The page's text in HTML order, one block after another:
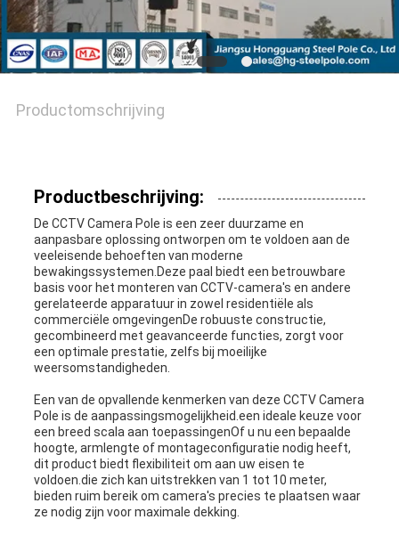
Productomschrijving
Productbeschrijving:
De CCTV Camera Pole is een zeer duurzame en
aanpasbare oplossing ontworpen om te voldoen aan de
veeleisende behoeften van moderne
bewakingssystemen.Deze paal biedt een betrouwbare
basis voor het monteren van CCTV-camera's en andere
gerelateerde apparatuur in zowel residentiële als
commerciële omgevingenDe robuuste constructie,
gecombineerd met geavanceerde functies, zorgt voor
een optimale prestatie, zelfs bij moeilijke
weersomstandigheden.
Een van de opvallende kenmerken van deze CCTV Camera
Pole is de aanpassingsmogelijkheid.een ideale keuze voor
een breed scala aan toepassingenOf u nu een bepaalde
hoogte, armlengte of montageconfiguratie nodig heeft,
dit product biedt flexibiliteit om aan uw eisen te
voldoen.die zich kan uitstrekken van 1 tot 10 meter,
bieden ruim bereik om camera's precies te plaatsen waar
ze nodig zijn voor maximale dekking.